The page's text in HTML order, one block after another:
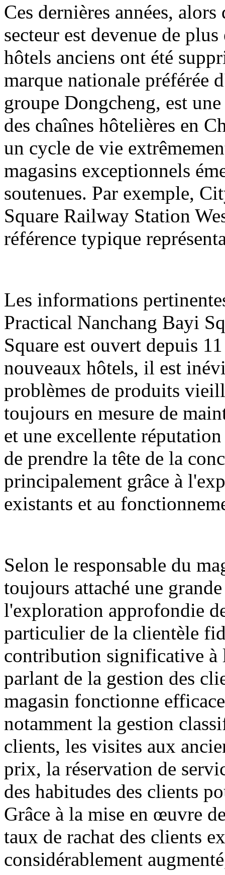
Ces dernières années,
secteur est devenue de
hôtels anciens ont été
marque nationale préférée
groupe Dongcheng, est
des chaînes hôtelières en
un cycle de vie
magasins exceptionnels
soutenues. Par exemple,
Square Railway Station
référence typique
Les informations
Practical Nanchang Bayi
Square est ouvert depuis
nouveaux hôtels, il est
problèmes de produits
toujours en mesure de
et une excellente
de prendre la tête de la
principalement grâce à
existants et au
Selon le responsable du
toujours attaché une
l'exploration approfondie
particulier de la clientèle
contribution significative à
parlant de la gestion des
magasin fonctionne
notamment la gestion
clients, les visites aux
prix, la réservation de
des habitudes des clients
Grâce à la mise en œuvre
taux de rachat des clients
considérablement